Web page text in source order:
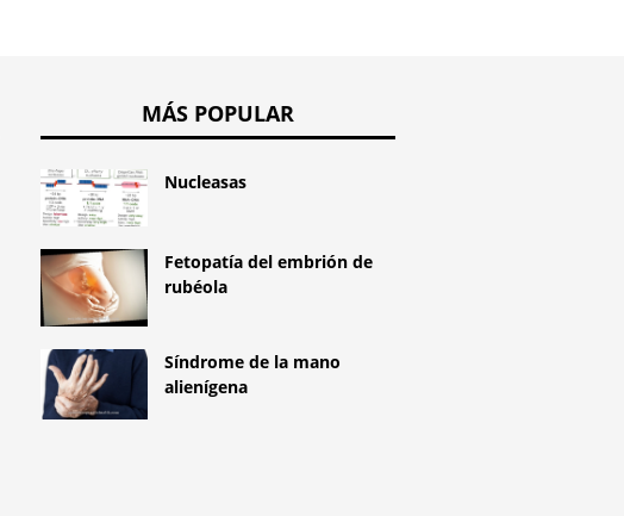
MÁS POPULAR
Nucleasas
Fetopatía del embrión de
rubéola
Síndrome de la mano
alienígena